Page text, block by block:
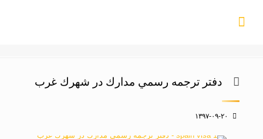
دفتر ترجمه رسمي مدارك در شهرك غرب
۱۳۹۷-۰۹-۲۰